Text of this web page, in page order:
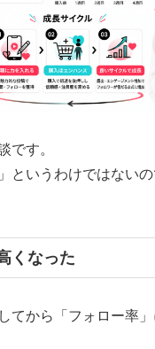
です。
というわけではない
くなった
てから「フォロー率